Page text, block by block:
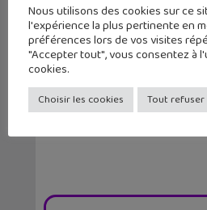
Le jeu de société de
Bang
Nous utilisons des cookies sur ce
l'expérience la plus pertinente en
préférences lors de vos visites
"Accepter tout", vous consentez à
cookies.
Choisir les cookies Tout refuser